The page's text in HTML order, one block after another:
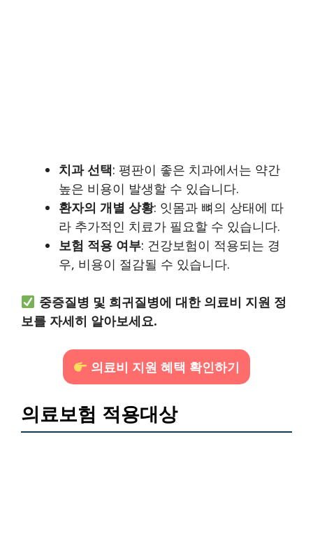
치과 선택: 평판이 좋은 치과에서는 약간
높은 비용이 발생할 수 있습니다.
환자의 개별 상황: 잇몸과 뼈의 상태에 따
라 추가적인 치료가 필요할 수 있습니다.
보험 적용 여부: 건강보험이 적용되는 경
우, 비용이 절감될 수 있습니다.
중증질병 및 희귀질병에 대한 의료비 지원 정
보를 자세히 알아보세요.
의료비 지원 혜택 확인하기
의료보험 적용대상